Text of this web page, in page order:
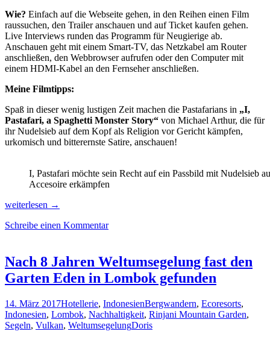
Wie? Einfach auf die Webseite gehen, in den Reihen einen Film
raussuchen, den Trailer anschauen und auf Ticket kaufen gehen.
Live Interviews runden das Programm für Neugierige ab.
Anschauen geht mit einem Smart-TV, das Netzkabel am Router
anschließen, den Webbrowser aufrufen oder den Computer mit
einem HDMI-Kabel an den Fernseher anschließen.
Meine Filmtipps:
Spaß in dieser wenig lustigen Zeit machen die Pastafarians in „I,
Pastafari, a Spaghetti Monster Story“ von Michael Arthur, die für
ihr Nudelsieb auf dem Kopf als Religion vor Gericht kämpfen,
urkomisch und bitterernste Satire, anschauen!
I, Pastafari möchte sein Recht auf ein Passbild mit Nudelsieb
Accesoire erkämpfen
DOKfest@home:
Welt
anderen
Blickwinkel
sehen
weiterlesen →
Schreibe einen Kommentar
Nach 8 Jahren Weltumsegelung fast den
Garten Eden in Lombok gefunden
14. März 2017Hotellerie, IndonesienBergwandern, Ecoresorts,
Indonesien, Lombok, Nachhaltigkeit, Rinjani Mountain Garden,
Segeln, Vulkan, WeltumsegelungDoris